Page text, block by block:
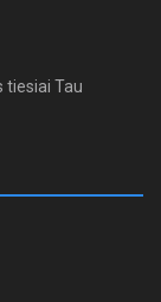
tiesiai Tau